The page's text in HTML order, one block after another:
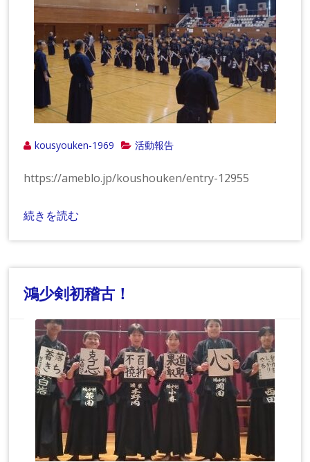
kousyouken-1969 活動報告
https://ameblo.jp/koushouken/entry-12955
続きを読む
鴻少剣初稽古！